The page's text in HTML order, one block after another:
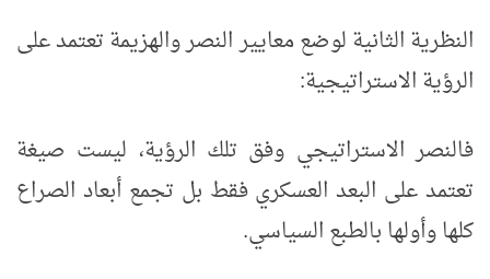
النظرية الثانية لوضع معايير النصر والهزيمة تعتمد على
الرؤية الاستراتيجية:
فالنصر الاستراتيجي وفق تلك الرؤية، ليست صيغة
تعتمد على البعد العسكري فقط بل تجمع أبعاد الصراع
كلها وأولها بالطبع السياسي.